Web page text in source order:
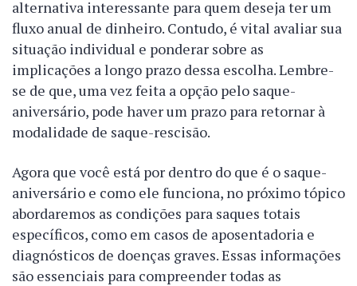
alternativa interessante para quem deseja ter um
fluxo anual de dinheiro. Contudo, é vital avaliar sua
situação individual e ponderar sobre as
implicações a longo prazo dessa escolha. Lembre-
se de que, uma vez feita a opção pelo saque-
aniversário, pode haver um prazo para retornar à
modalidade de saque-rescisão.
Agora que você está por dentro do que é o saque-
aniversário e como ele funciona, no próximo tópico
abordaremos as condições para saques totais
específicos, como em casos de aposentadoria e
diagnósticos de doenças graves. Essas informações
são essenciais para compreender todas as